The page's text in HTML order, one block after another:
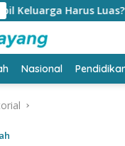
Luas? JAECOO J5 EV
Nasional